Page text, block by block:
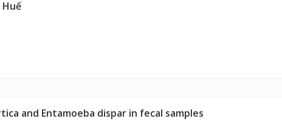
and Entamoeba dispar in fecal samples